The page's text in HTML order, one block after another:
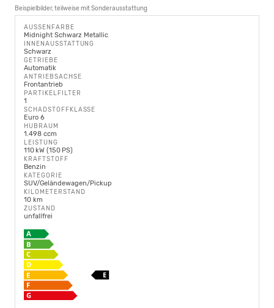
Beispielbilder, teilweise mit Sonderausstattung
AUSSENFARBE
Midnight Schwarz Metallic
INNENAUSSTATTUNG
Schwarz
GETRIEBE
Automatik
ANTRIEBSACHSE
Frontantrieb
PARTIKELFILTER
1
SCHADSTOFFKLASSE
Euro 6
HUBRAUM
1.498 ccm
LEISTUNG
110 kW (150 PS)
KRAFTSTOFF
Benzin
KATEGORIE
SUV/Geländewagen/Pickup
KILOMETERSTAND
10 km
ZUSTAND
unfallfrei